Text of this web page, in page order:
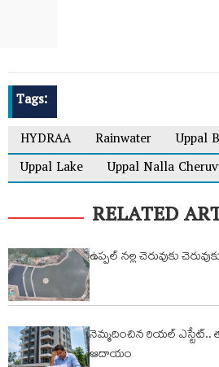
Tags:
HYDRAA
Rainwater
Uppal
Uppal Lake
Uppal Nalla
RELATED
ఉప్పల్ నల్ల చెరువుకు
నెమ్మదించిన రియల్ ఎస్టేట్..
ఆదాయం